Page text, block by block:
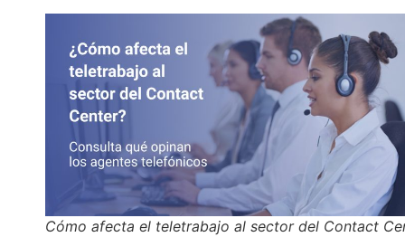
Cómo afecta el teletrabajo al sector del Contact